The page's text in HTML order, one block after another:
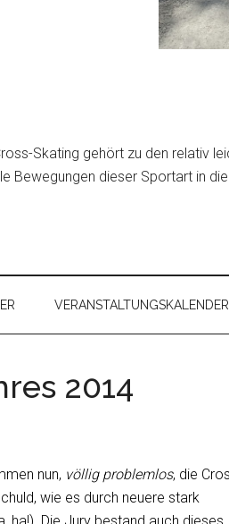
Skating gehört zu den relativ
Bewegungen dieser Sportart in
VERANSTALTUNGSKALENDER
2014
nun, völlig problemlos, die
wie es durch neuere stark